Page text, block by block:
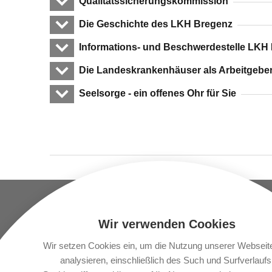
Wir verwenden Cookies
Wir setzen Cookies ein, um die Nutzung unserer
analysieren, einschließlich des Such und
Die Geschichte des LKH Bregenz
Informations- und Beschwerdestelle LKH
Die Landeskrankenhäuser als
Seelsorge - ein offenes Ohr für Sie
Vlbg. Krankenhaus-
Betriebsgesellschaft.m.b.h.
Carinagasse 41